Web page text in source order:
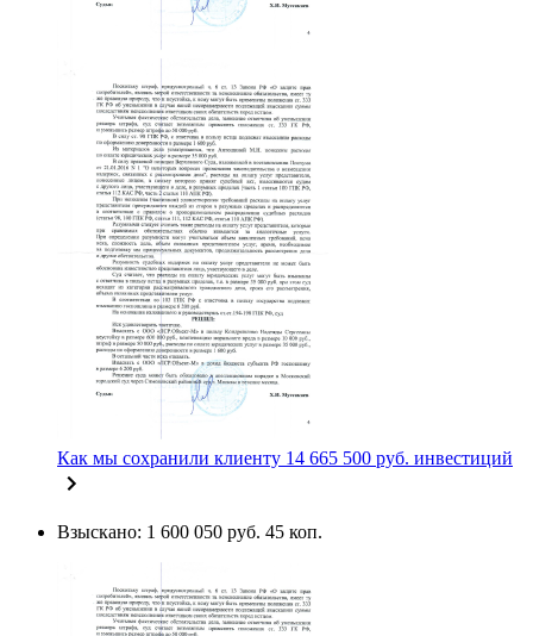
Как мы сохранили клиенту 14 665 500 руб. инвестиций
Взыскано: 1 600 050 руб. 45 коп.